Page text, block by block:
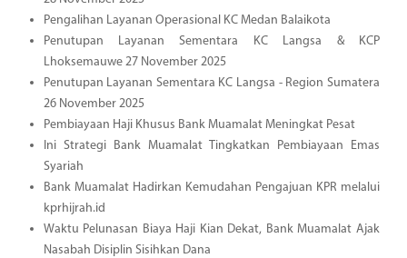
Pengalihan Layanan Operasional KC Medan Balaikota
Penutupan Layanan Sementara KC Langsa & KCP
Lhoksemauwe 27 November 2025
Penutupan Layanan Sementara KC Langsa - Region Sumatera
26 November 2025
Pembiayaan Haji Khusus Bank Muamalat Meningkat Pesat
Ini Strategi Bank Muamalat Tingkatkan Pembiayaan Emas
Syariah
Bank Muamalat Hadirkan Kemudahan Pengajuan KPR melalui
kprhijrah.id
Waktu Pelunasan Biaya Haji Kian Dekat, Bank Muamalat Ajak
Nasabah Disiplin Sisihkan Dana